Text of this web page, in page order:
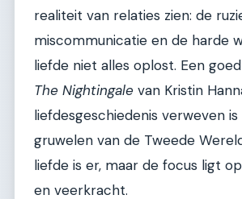
realiteit van relaties zien: de
miscommunicatie en de harde
liefde niet alles oplost. Een
The Nightingale van Kristin
liefdesgeschiedenis verweven
gruwelen van de Tweede
liefde is er, maar de focus ligt
en veerkracht.